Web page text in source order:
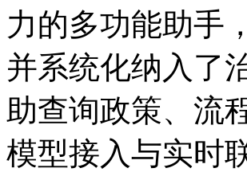
力的多功能助手
并系统化纳入了
助查询政策、
模型接入与实时联